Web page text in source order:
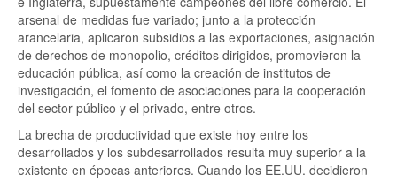
arsenal de medidas fue variado; junto a la protección
arancelaria, aplicaron subsidios a las exportaciones, asignación
de derechos de monopolio, créditos dirigidos, promovieron la
educación pública, así como la creación de institutos de
investigación, el fomento de asociaciones para la cooperación
del sector público y el privado, entre otros.
La brecha de productividad que existe hoy entre los
desarrollados y los subdesarrollados resulta muy superior a la
existente en épocas anteriores. Cuando los EE.UU. decidieron